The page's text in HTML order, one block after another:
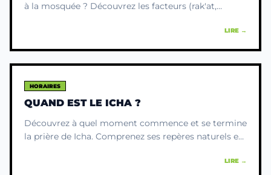
à la mosquée ? Découvrez les facteurs (rak'at,
LIRE →
HORAIRES
QUAND EST LE ICHA ?
Découvrez à quel moment commence et se termine
la prière de Icha. Comprenez ses repères naturels et
LIRE →